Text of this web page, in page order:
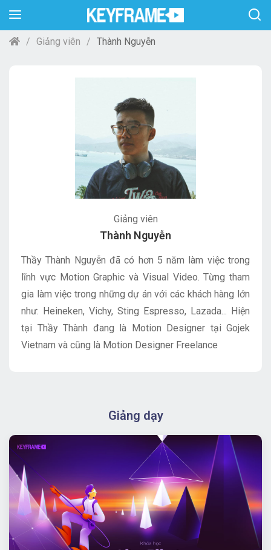
Giảng viên Thành Nguyễn
Giảng viên
Thành Nguyễn
Thầy Thành Nguyễn đã có hơn 5 năm làm việc trong
lĩnh vực Motion Graphic và Visual Video. Từng tham
gia làm việc trong những dự án với các khách hàng lớn
như: Heineken, Vichy, Sting Espresso, Lazada... Hiện
tại Thầy Thành đang là Motion Designer tại Gojek
Vietnam và cũng là Motion Designer Freelance
Giảng dạy